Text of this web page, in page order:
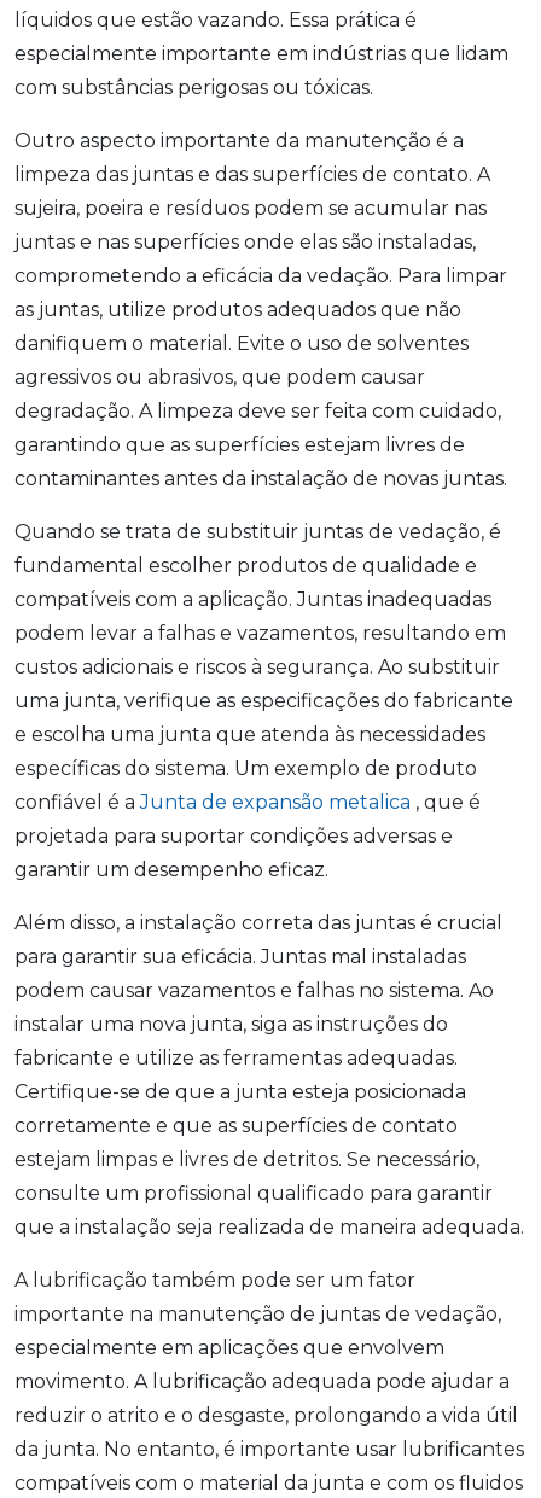
líquidos que estão vazando. Essa prática é
especialmente importante em indústrias que lidam
com substâncias perigosas ou tóxicas.
Outro aspecto importante da manutenção é a
limpeza das juntas e das superfícies de contato. A
sujeira, poeira e resíduos podem se acumular nas
juntas e nas superfícies onde elas são instaladas,
comprometendo a eficácia da vedação. Para limpar
as juntas, utilize produtos adequados que não
danifiquem o material. Evite o uso de solventes
agressivos ou abrasivos, que podem causar
degradação. A limpeza deve ser feita com cuidado,
garantindo que as superfícies estejam livres de
contaminantes antes da instalação de novas juntas.
Quando se trata de substituir juntas de vedação, é
fundamental escolher produtos de qualidade e
compatíveis com a aplicação. Juntas inadequadas
podem levar a falhas e vazamentos, resultando em
custos adicionais e riscos à segurança. Ao substituir
uma junta, verifique as especificações do fabricante
e escolha uma junta que atenda às necessidades
específicas do sistema. Um exemplo de produto
confiável é aJunta de expansão metalica , que é
projetada para suportar condições adversas e
garantir um desempenho eficaz.
Além disso, a instalação correta das juntas é crucial
para garantir sua eficácia. Juntas mal instaladas
podem causar vazamentos e falhas no sistema. Ao
instalar uma nova junta, siga as instruções do
fabricante e utilize as ferramentas adequadas.
Certifique-se de que a junta esteja posicionada
corretamente e que as superfícies de contato
estejam limpas e livres de detritos. Se necessário,
consulte um profissional qualificado para garantir
que a instalação seja realizada de maneira adequada.
A lubrificação também pode ser um fator
importante na manutenção de juntas de vedação,
especialmente em aplicações que envolvem
movimento. A lubrificação adequada pode ajudar a
reduzir o atrito e o desgaste, prolongando a vida útil
da junta. No entanto, é importante usar lubrificantes
compatíveis com o material da junta e com os fluidos